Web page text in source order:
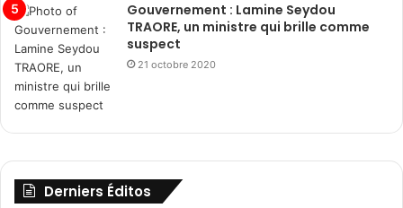
Gouvernement : Lamine Seydou
TRAORE, un ministre qui brille comme
suspect
21 octobre 2020
Derniers Éditos